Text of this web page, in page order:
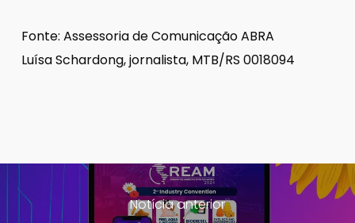
Fonte: Assessoria de Comunicação ABRA
Luísa Schardong, jornalista, MTB/RS 0018094
Notícia anterior